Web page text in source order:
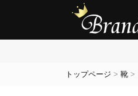
トップページ > 靴 >